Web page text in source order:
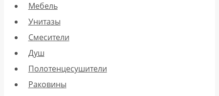
Мебель
Унитазы
Смесители
Душ
Полотенцесушители
Раковины